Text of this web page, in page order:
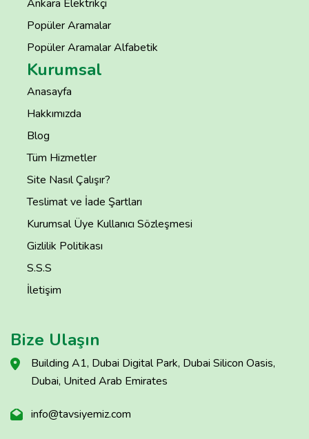
Ankara Elektrikçi
Popüler Aramalar
Popüler Aramalar Alfabetik
Kurumsal
Anasayfa
Hakkımızda
Blog
Tüm Hizmetler
Site Nasıl Çalışır?
Teslimat ve İade Şartları
Kurumsal Üye Kullanıcı Sözleşmesi
Gizlilik Politikası
S.S.S
İletişim
Bize Ulaşın
Building A1, Dubai Digital Park, Dubai Silicon Oasis,
Dubai, United Arab Emirates
info@tavsiyemiz.com